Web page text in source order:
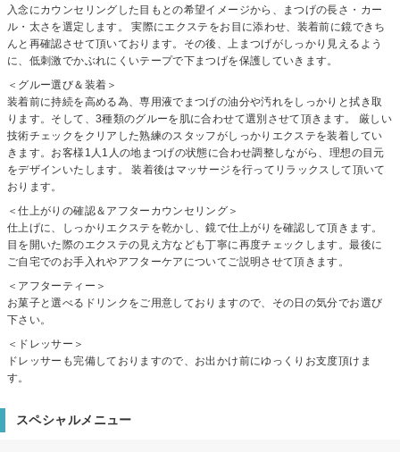
入念にカウンセリングした目もとの希望イメージから、まつげの長さ・カー
ル・太さを選定します。 実際にエクステをお目に添わせ、装着前に鏡できち
んと再確認させて頂いております。その後、上まつげがしっかり見えるよう
に、低刺激でかぶれにくいテープで下まつげを保護していきます。
＜グルー選び＆装着＞
装着前に持続を高める為、専用液でまつげの油分や汚れをしっかりと拭き取
ります。そして、3種類のグルーを肌に合わせて選別させて頂きます。 厳しい
技術チェックをクリアした熟練のスタッフがしっかりエクステを装着してい
きます。お客様1人1人の地まつげの状態に合わせ調整しながら、理想の目元
をデザインいたします。 装着後はマッサージを行ってリラックスして頂いて
おります。
＜仕上がりの確認＆アフターカウンセリング＞
仕上げに、しっかりエクステを乾かし、鏡で仕上がりを確認して頂きます。
目を開いた際のエクステの見え方なども丁寧に再度チェックします。最後に
ご自宅でのお手入れやアフターケアについてご説明させて頂きます。
＜アフターティー＞
お菓子と選べるドリンクをご用意しておりますので、その日の気分でお選び
下さい。
＜ドレッサー＞
ドレッサーも完備しておりますので、お出かけ前にゆっくりお支度頂けま
す。
スペシャルメニュー